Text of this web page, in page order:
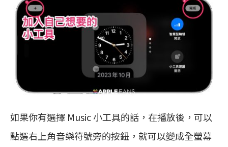
如果你有選擇 Music 小工具的話，在播放後，可以
點選右上角音樂符號旁的按鈕，就可以變成全螢幕